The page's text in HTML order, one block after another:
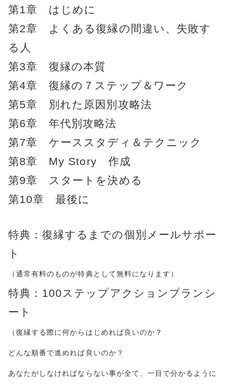
第1章 はじめに
第2章 よくある復縁の間違い、失敗す
る人
第3章 復縁の本質
第4章 復縁の７ステップ＆ワーク
第5章 別れた原因別攻略法
第6章 年代別攻略法
第7章 ケーススタディ＆テクニック
第8章 My Story 作成
第9章 スタートを決める
第10章 最後に
特典：復縁するまでの個別メールサポー
ト
（通常有料のものが特典として無料になります）
特典：100ステップアクションプランシ
ート
（復縁する際に何からはじめれば良いのか？
どんな順番で進めれば良いのか？
あなたがしなければならない事が全て、一目で分かるように